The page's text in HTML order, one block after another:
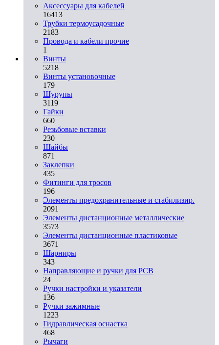
Аксессуары для кабелей
16413
Трубки термоусадочные
2183
Провода и кабели прочие
1
Винты
5218
Винты установочные
179
Шурупы
3119
Гайки
660
Резьбовые вставки
230
Шайбы
871
Заклепки
435
Фитинги для тросов
196
Элементы предохранительные и стабилизир.
2091
Элементы дистанционные металлические
3573
Элементы дистанционные пластиковые
3671
Шарниры
343
Направляющие и ручки для PCB
24
Ручки настройки и указатели
136
Ручки зажимные
1223
Гидравлическая оснастка
468
Рычаги